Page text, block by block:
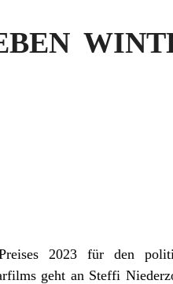
2023 für den
geht an Steffi